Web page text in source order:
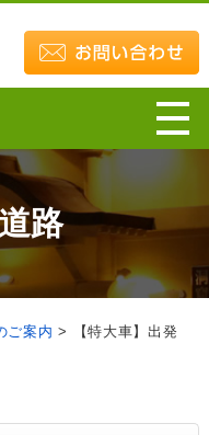
路
ご案内 >
【特大車】出発